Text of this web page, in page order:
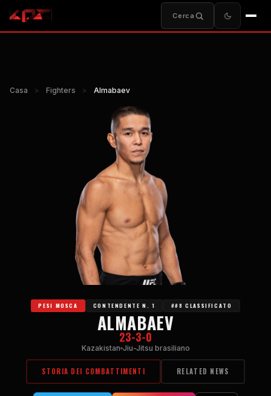
Cerca
Casa > Fighters > Almabaev
PESI MOSCA CONTENDENTE N. 1 ##8 CLASSIFICATO
ALMABAEV
23-3-0
Kazakistan Jiu-Jitsu brasiliano
STORIA DEI COMBATTIMENTI RELATED NEWS